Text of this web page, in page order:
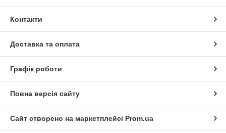
Контакти
Доставка та оплата
Графік роботи
Повна версія сайту
Сайт створено на маркетплейсі Prom.ua